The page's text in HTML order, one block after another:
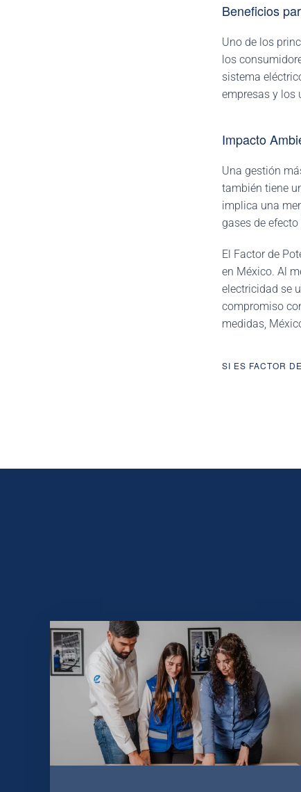
Beneficios
Uno de los
los
sistema
empresas y los
Impacto
Una gestión
también tiene
implica una
gases de
El Factor de
en México. Al
electricidad se
compromiso
medidas,
SI ES FACTOR